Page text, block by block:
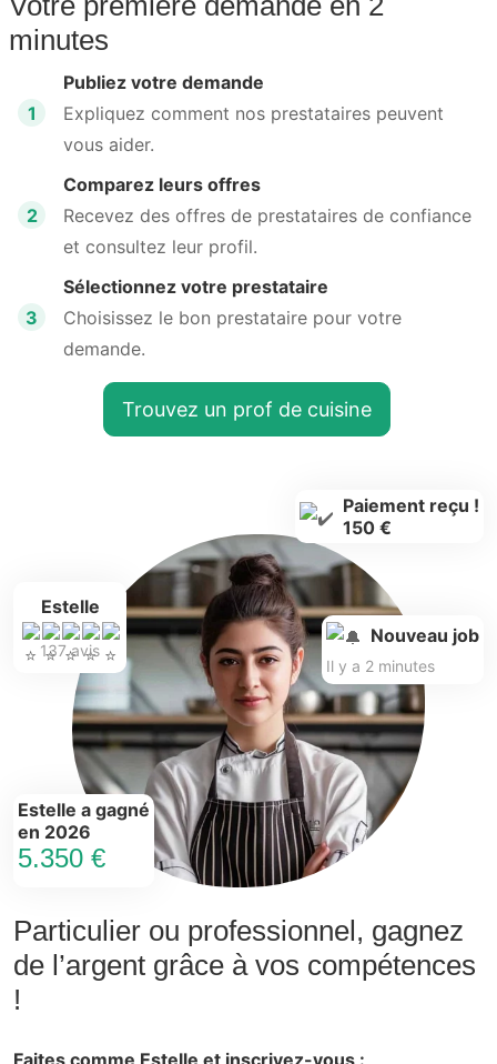
minutes
1
Publiez votre demande
Expliquez comment nos prestataires peuvent
vous aider.
2
Comparez leurs offres
Recevez des offres de prestataires de confiance
et consultez leur profil.
3
Sélectionnez votre prestataire
Choisissez le bon prestataire pour votre
demande.
Trouvez un prof de cuisine
Particulier ou professionnel, gagnez
de l’argent grâce à vos compétences
!
Faites comme Estelle et inscrivez-vous :
Estelle
137 avis
Estelle a gagné
en 2026
5.350 €
Paiement reçu !
150 €
Nouveau job
Il y a 2 minutes